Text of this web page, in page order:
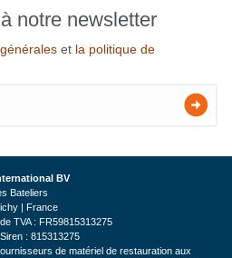
notre newsletter
et la politique de
BV
Bateliers
| France
TVA : FR59815313275
: 815313275
de matériel de restauration aux